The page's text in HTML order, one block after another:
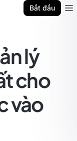
Bắt đầu
lý
cho
vào